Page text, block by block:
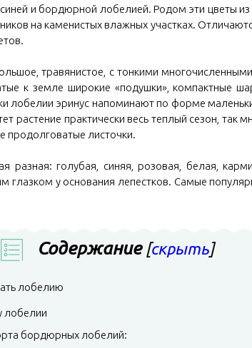
и бордюрной лобелией. Родом эти цветы
на каменистых влажных участках.
травянистое, с тонкими
к земле широкие «подушки», компактные
лобелии эринус напоминают по форме
растение практически весь теплый сезон, так
продолговатые листочки.
разная: голубая, синяя, розовая, белая,
глазком у основания лепестков. Самые
Содержание [скрыть]
лобелию
лобелии
бордюрных лобелий: